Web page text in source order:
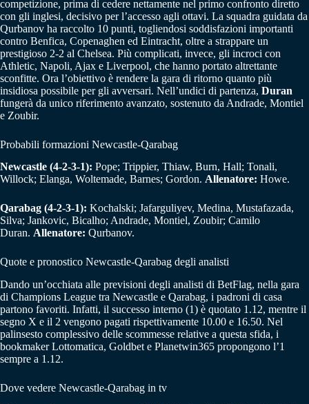
competizione, prima di cedere nettamente nel primo confronto diretto
con gli inglesi, decisivo per l’accesso agli ottavi. La squadra guidata da
Qurbanov ha raccolto 10 punti, togliendosi soddisfazioni importanti
contro Benfica, Copenaghen ed Eintracht, oltre a strappare un
prestigioso 2-2 al Chelsea. Più complicati, invece, gli incroci con
Athletic, Napoli, Ajax e Liverpool, che hanno portato altrettante
sconfitte. Ora l’obiettivo è rendere la gara di ritorno quanto più
insidiosa possibile per gli avversari. Nell’undici di partenza, Duran
fungerà da unico riferimento avanzato, sostenuto da Andrade, Montiel
e Zoubir.
Probabili formazioni Newcastle-Qarabag
Newcastle (4-2-3-1): Pope; Trippier, Thiaw, Burn, Hall; Tonali,
Willock; Elanga, Woltemade, Barnes; Gordon. Allenatore: Howe.
Qarabag (4-2-3-1): Kochalski; Jafarguliyev, Medina, Mustafazada,
Silva; Jankovic, Bicalho; Andrade, Montiel, Zoubir; Camilo
Duran. Allenatore: Qurbanov.
Quote e pronostico Newcastle-Qarabag degli analisti
Dando un’occhiata alle previsioni degli analisti di BetFlag, nella gara
di Champions League tra Newcastle e Qarabag, i padroni di casa
partono favoriti. Infatti, il successo interno (1) è quotato 1.12, mentre il
segno X e il 2 vengono pagati rispettivamente 10.00 e 16.50. Nel
palinsesto complessivo delle scommesse relative a questa sfida, i
bookmaker Lottomatica, Goldbet e Planetwin365 propongono l’1
sempre a 1.12.
Dove vedere Newcastle-Qarabag in tv